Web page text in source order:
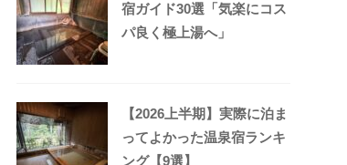
宿ガイド30選「気楽にコス
パ良く極上湯へ」
【2026上半期】実際に泊ま
ってよかった温泉宿ランキ
ング【9選】